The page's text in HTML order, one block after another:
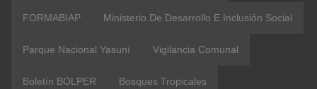
FORMABIAP Ministerio De Desarrollo E Inclusión Social
Parque Nacional Yasuní Vigilancia Comunal
Boletín BOLPER Bosques Tropicales